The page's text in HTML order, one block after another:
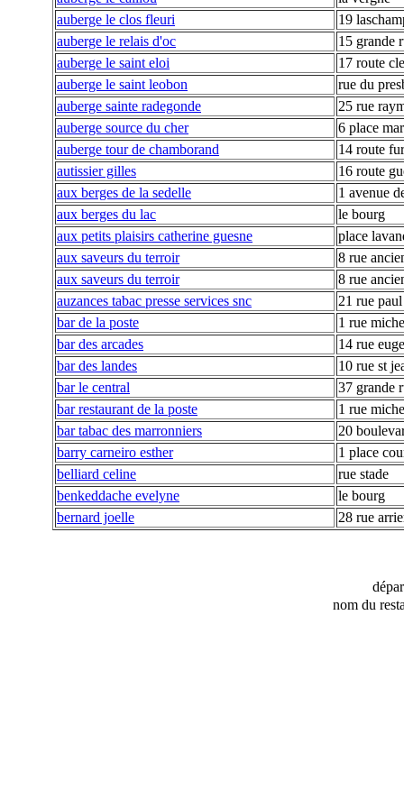
auberge le clos fleuri
19
auberge le relais d'oc
15 grande
auberge le saint eloi
17 route
auberge le saint leobon
rue du
auberge sainte radegonde
25 rue
auberge source du cher
6 place
auberge tour de chamborand
14 route
autissier gilles
16 route
aux berges de la sedelle
1 avenue
aux berges du lac
le bourg
aux petits plaisirs catherine guesne
place
aux saveurs du terroir
8 rue
aux saveurs du terroir
8 rue
auzances tabac presse services snc
21 rue
bar de la poste
1 rue
bar des arcades
14 rue
bar des landes
10 rue st
bar le central
37 grande
bar restaurant de la poste
1 rue
bar tabac des marronniers
20
barry carneiro esther
1 place
belliard celine
rue stade
benkeddache evelyne
le bourg
bernard joelle
28 rue
nom du